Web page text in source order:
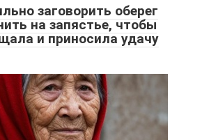
заговорить оберег
на запястье, чтобы
и приносила удачу